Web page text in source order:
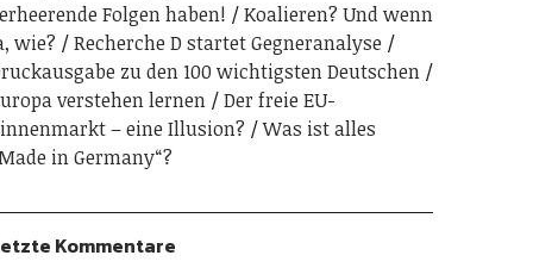
Folgen haben!
Koalieren? Und wenn
wie?
Recherche D startet Gegneranalyse
zu den 100 wichtigsten Deutschen
verstehen lernen
Der freie EU-
– eine Illusion?
Was ist alles
in Germany“?
Kommentare